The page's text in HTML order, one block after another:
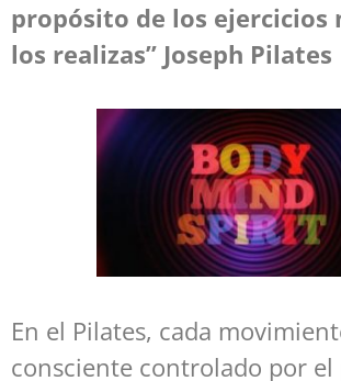
propósito de los ejercicios
los realizas” Joseph Pilates
En el Pilates, cada
consciente controlado por el